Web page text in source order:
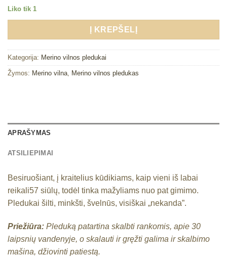
Liko tik 1
Į KREPŠELĮ
Kategorija: Merino vilnos pledukai
Žymos: Merino vilna, Merino vilnos pledukas
APRAŠYMAS
ATSILIEPIMAI
Besiruošiant, į kraitelius kūdikiams, kaip vieni iš labai
reikali57 siūlų, todėl tinka mažyliams nuo pat gimimo.
Pledukai šilti, minkšti, švelnūs, visiškai „nekanda”.
Priežiūra: Pleduką patartina skalbti rankomis, apie 30
laipsnių vandenyje, o skalauti ir gręžti galima ir skalbimo
mašina, džiovinti patiestą.